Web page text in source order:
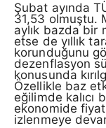
Şubat ayında
31,53 olmuştu.
aylık bazda bir
etse de yıllık
korunduğunu
dezenflasyon
konusunda
Özellikle baz
eğilimde kalıcı
ekonomide
izlenmeye